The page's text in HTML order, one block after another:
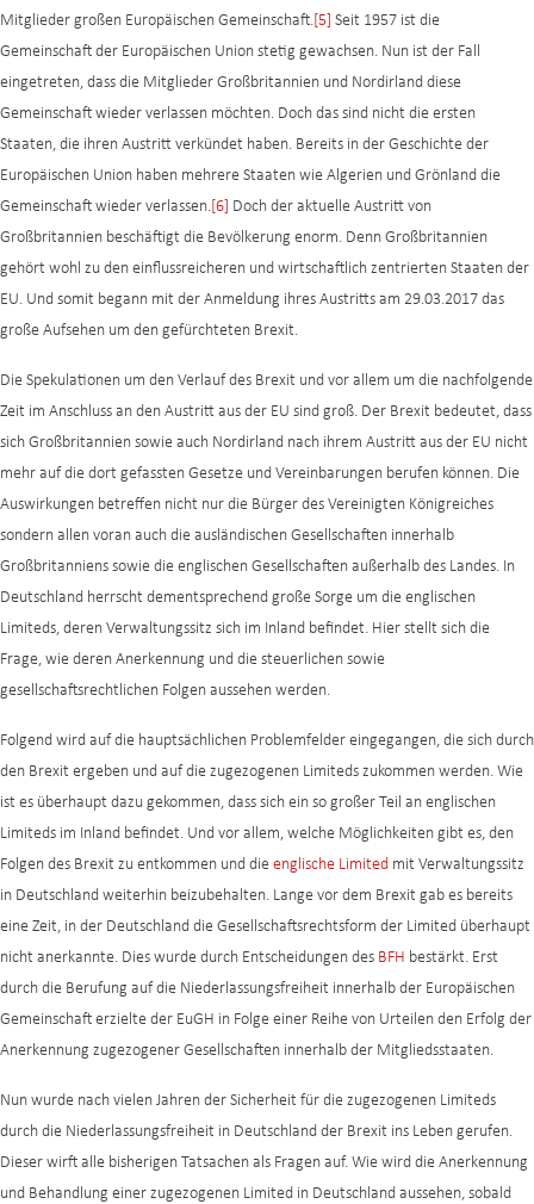
Mitglieder großen Europäischen Gemeinschaft. [5] Seit 1957 ist die
Gemeinschaft der Europäischen Union stetig gewachsen. Nun ist der Fall
eingetreten, dass die Mitglieder Großbritannien und Nordirland diese
Gemeinschaft wieder verlassen möchten. Doch das sind nicht die ersten
Staaten, die ihren Austritt verkündet haben. Bereits in der Geschichte der
Europäischen Union haben mehrere Staaten wie Algerien und Grönland die
Gemeinschaft wieder verlassen. [6] Doch der aktuelle Austritt von
Großbritannien beschäftigt die Bevölkerung enorm. Denn Großbritannien
gehört wohl zu den einflussreicheren und wirtschaftlich zentrierten Staaten der
EU. Und somit begann mit der Anmeldung ihres Austritts am 29.03.2017 das
große Aufsehen um den gefürchteten Brexit.
Die Spekulationen um den Verlauf des Brexit und vor allem um die nachfolgende
Zeit im Anschluss an den Austritt aus der EU sind groß. Der Brexit bedeutet, dass
sich Großbritannien sowie auch Nordirland nach ihrem Austritt aus der EU nicht
mehr auf die dort gefassten Gesetze und Vereinbarungen berufen können. Die
Auswirkungen betreffen nicht nur die Bürger des Vereinigten Königreiches
sondern allen voran auch die ausländischen Gesellschaften innerhalb
Großbritanniens sowie die englischen Gesellschaften außerhalb des Landes. In
Deutschland herrscht dementsprechend große Sorge um die englischen
Limiteds, deren Verwaltungssitz sich im Inland befindet. Hier stellt sich die
Frage, wie deren Anerkennung und die steuerlichen sowie
gesellschaftsrechtlichen Folgen aussehen werden.
Folgend wird auf die hauptsächlichen Problemfelder eingegangen, die sich durch
den Brexit ergeben und auf die zugezogenen Limiteds zukommen werden. Wie
ist es überhaupt dazu gekommen, dass sich ein so großer Teil an englischen
Limiteds im Inland befindet. Und vor allem, welche Möglichkeiten gibt es, den
Folgen des Brexit zu entkommen und die englische Limited mit Verwaltungssitz
in Deutschland weiterhin beizubehalten. Lange vor dem Brexit gab es bereits
eine Zeit, in der Deutschland die Gesellschaftsrechtsform der Limited überhaupt
nicht anerkannte. Dies wurde durch Entscheidungen des BFH bestärkt. Erst
durch die Berufung auf die Niederlassungsfreiheit innerhalb der Europäischen
Gemeinschaft erzielte der EuGH in Folge einer Reihe von Urteilen den Erfolg der
Anerkennung zugezogener Gesellschaften innerhalb der Mitgliedsstaaten.
Nun wurde nach vielen Jahren der Sicherheit für die zugezogenen Limiteds
durch die Niederlassungsfreiheit in Deutschland der Brexit ins Leben gerufen.
Dieser wirft alle bisherigen Tatsachen als Fragen auf. Wie wird die Anerkennung
und Behandlung einer zugezogenen Limited in Deutschland aussehen, sobald